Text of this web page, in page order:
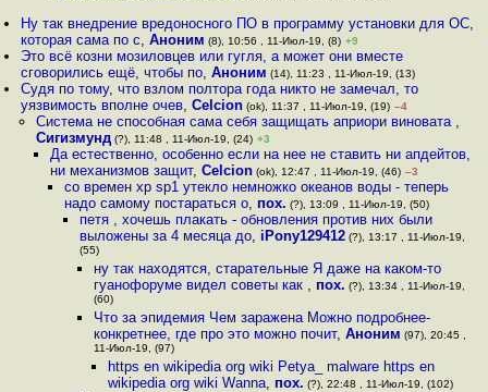
Ну так внедрение вредоносного ПО в программу установки для ОС,
которая сама по с,Аноним (8), 10:56 , 11-Июл-19, (8) +9
Это всё козни мозиловцев или гугля, а может они вместе
сговорились ещё, чтобы по,Аноним (14), 11:23 , 11-Июл-19, (13)
Судя по тому, что взлом полтора года никто не замечал, то
уязвимость вполне очев,Celcion (ok), 11:37 , 11-Июл-19, (19) –4
Система не способная сама себя защищать априори виновата ,
Сигизмунд(?), 11:48 , 11-Июл-19, (24) +3
Да естественно, особенно если на нее не ставить ни апдейтов,
ни механизмов защит, Celcion(ok), 12:47 , 11-Июл-19, (46) –3
со времен xp sp1 утекло немножко океанов воды - теперь
надо самому постараться о, пох. (?), 13:09 , 11-Июл-19, (50)
петя , хочешь плакать - обновления против них были
выложены за 4 месяца до, iPony129412(?), 13:17 , 11-Июл-19,
(55)
ну так находятся, старательные Я даже на каком-то
гуанофоруме видел советы как , пох. (?), 13:34 , 11-Июл-19,
(60)
Что за эпидемия Чем заражена Можно подробнее-
конкретнее, где про это можно почит, Аноним (97), 20:45 ,
11-Июл-19, (97)
https en wikipedia org wiki Petya_ malware https en
wikipedia org wiki Wanna, пох. (?), 22:48 , 11-Июл-19, (102)